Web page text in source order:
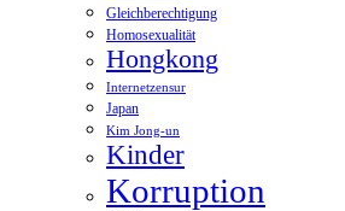
Gleichberechtigung
Homosexualität
Hongkong
Internetzensur
Japan
Kim Jong-un
Kinder
Korruption